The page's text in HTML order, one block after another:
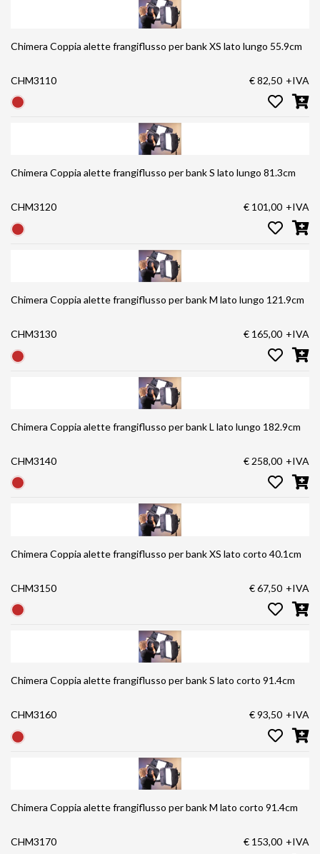
Chimera Coppia alette frangiflusso per bank XS lato lungo 55.9cm
CHM3110 € 82,50 +IVA
Chimera Coppia alette frangiflusso per bank S lato lungo 81.3cm
CHM3120 € 101,00 +IVA
Chimera Coppia alette frangiflusso per bank M lato lungo 121.9cm
CHM3130 € 165,00 +IVA
Chimera Coppia alette frangiflusso per bank L lato lungo 182.9cm
CHM3140 € 258,00 +IVA
Chimera Coppia alette frangiflusso per bank XS lato corto 40.1cm
CHM3150 € 67,50 +IVA
Chimera Coppia alette frangiflusso per bank S lato corto 91.4cm
CHM3160 € 93,50 +IVA
Chimera Coppia alette frangiflusso per bank M lato corto 91.4cm
CHM3170 € 153,00 +IVA